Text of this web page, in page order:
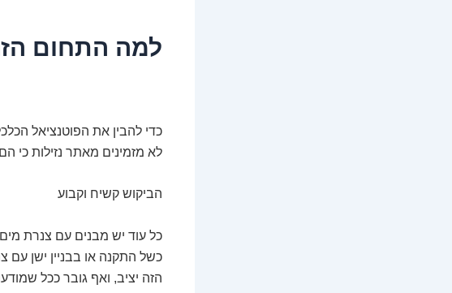
למה התחום
כדי להבין את הפוטנציאל
לא מזמינים מאתר נזילות כי
הביקוש קשיח וקבוע
כל עוד יש מבנים עם צנרת מים
כשל התקנה או בבניין ישן עם
הזה יציב, ואף גובר ככל